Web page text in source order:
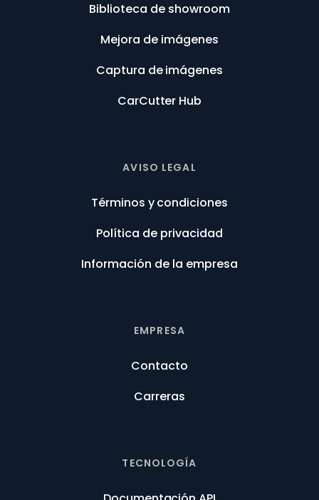
Biblioteca de showroom
Mejora de imágenes
Captura de imágenes
CarCutter Hub
AVISO LEGAL
Términos y condiciones
Política de privacidad
Información de la empresa
EMPRESA
Contacto
Carreras
TECNOLOGÍA